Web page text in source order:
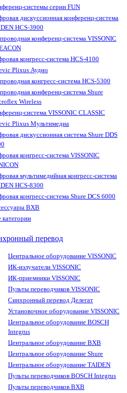
системы серии FUN
дискуссионная конференц-система
HCS-3900
конференц-система VISSONIC
конгресс-система HCS-4100
Plixus Аудио
конгресс-система HCS-5300
конференц-система Shure
Wireless
система VISSONIC CLASSIC
Plixus Мультимедиа
дискуссионная система Shure DDS
конгресс-система VISSONIC
мультимедийная конгресс-система
HCS-8300
конгресс-система Shure DCS 6000
BXB
категории
перевод
Центральное оборудование VISSONIC
ИК-излучатели VISSONIC
ИК-приемники VISSONIC
Пульты переводчиков VISSONIC
Синхронный перевод Делегат
Установочное оборудование VISSONIC
Центральное оборудование BOSCH
Integrus
Центральное оборудование BXB
Центральное оборудование Shure
Центральное оборудование TAIDEN
Пульты переводчиков BOSCH Integrus
Пульты переводчиков BXB